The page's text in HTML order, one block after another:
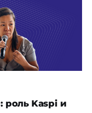
роль Kaspi и